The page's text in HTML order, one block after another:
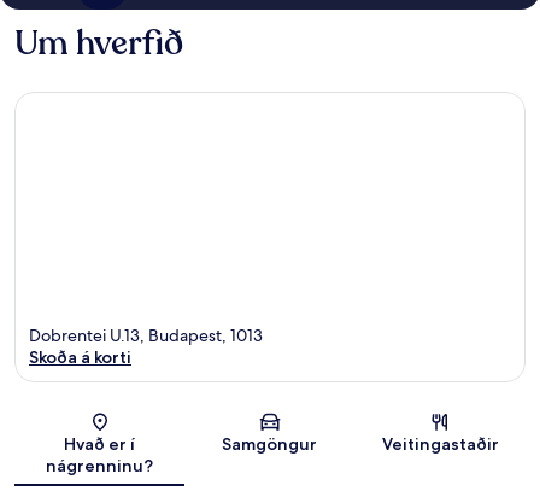
Um hverfið
Kort
Dobrentei U.13, Budapest, 1013
Skoða á korti
Hvað er í
nágrenninu?
Samgöngur Veitingastaðir